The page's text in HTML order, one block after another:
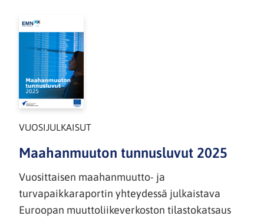
VUOSIJULKAISUT
Maahanmuuton tunnusluvut 2025
Vuosittaisen maahanmuutto- ja
turvapaikkaraportin yhteydessä julkaistava
Euroopan muuttoliikeverkoston tilastokatsaus